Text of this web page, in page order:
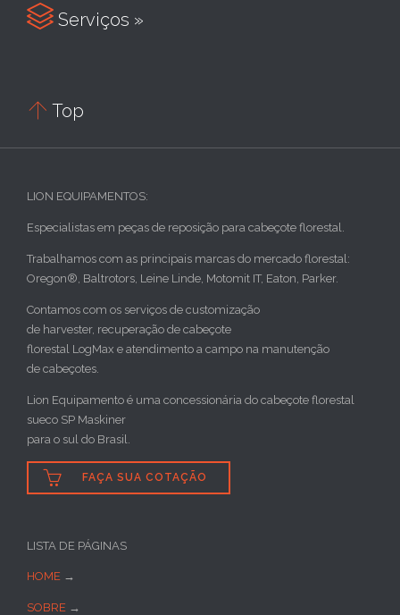
 Serviços »
 Top
LION EQUIPAMENTOS:
Especialistas em peças de reposição para cabeçote florestal.
Trabalhamos com as principais marcas do mercado florestal:
Oregon®, Baltrotors, Leine Linde, Motomit IT, Eaton, Parker.
Contamos com os serviços de customização
de harvester, recuperação de cabeçote
florestal LogMax e atendimento a campo na manutenção
de cabeçotes.
Lion Equipamento é uma concessionária do cabeçote florestal
sueco SP Maskiner
para o sul do Brasil.
 FAÇA SUA COTAÇÃO
LISTA DE PÁGINAS
HOME →
SOBRE →